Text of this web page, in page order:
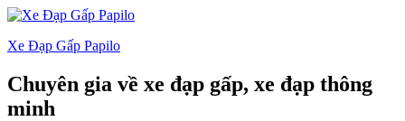
Xe Đạp Gấp Papilo
Chuyên gia về xe đạp gấp, xe đạp thông
minh